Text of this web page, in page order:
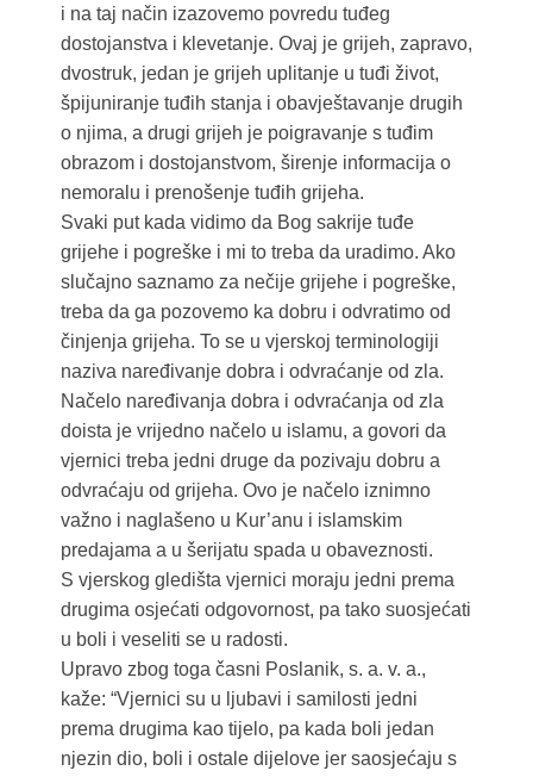
i na taj način izazovemo povredu tuđeg
dostojanstva i klevetanje. Ovaj je grijeh, zapravo,
dvostruk, jedan je grijeh uplitanje u tuđi život,
špijuniranje tuđih stanja i obavještavanje drugih
o njima, a drugi grijeh je poigravanje s tuđim
obrazom i dostojanstvom, širenje informacija o
nemoralu i prenošenje tuđih grijeha.
Svaki put kada vidimo da Bog sakrije tuđe
grijehe i pogreške i mi to treba da uradimo. Ako
slučajno saznamo za nečije grijehe i pogreške,
treba da ga pozovemo ka dobru i odvratimo od
činjenja grijeha. To se u vjerskoj terminologiji
naziva naređivanje dobra i odvraćanje od zla.
Načelo naređivanja dobra i odvraćanja od zla
doista je vrijedno načelo u islamu, a govori da
vjernici treba jedni druge da pozivaju dobru a
odvraćaju od grijeha. Ovo je načelo iznimno
važno i naglašeno u Kur’anu i islamskim
predajama a u šerijatu spada u obaveznosti.
S vjerskog gledišta vjernici moraju jedni prema
drugima osjećati odgovornost, pa tako suosjećati
u boli i veseliti se u radosti.
Upravo zbog toga časni Poslanik, s. a. v. a.,
kaže: “Vjernici su u ljubavi i samilosti jedni
prema drugima kao tijelo, pa kada boli jedan
njezin dio, boli i ostale dijelove jer saosjećaju s